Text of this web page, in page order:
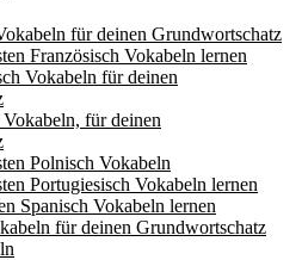
für deinen Grundwortschatz
Französisch Vokabeln lernen
Vokabeln für deinen
für deinen
Polnisch Vokabeln
Portugiesisch Vokabeln lernen
Spanisch Vokabeln lernen
für deinen Grundwortschatz